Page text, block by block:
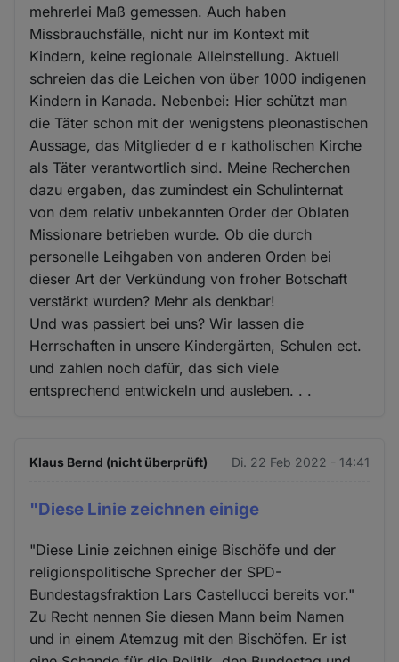
mehrerlei Maß gemessen. Auch haben
Missbrauchsfälle, nicht nur im Kontext mit
Kindern, keine regionale Alleinstellung. Aktuell
schreien das die Leichen von über 1000 indigenen
Kindern in Kanada. Nebenbei: Hier schützt man
die Täter schon mit der wenigstens pleonastischen
Aussage, das Mitglieder d e r katholischen Kirche
als Täter verantwortlich sind. Meine Recherchen
dazu ergaben, das zumindest ein Schulinternat
von dem relativ unbekannten Order der Oblaten
Missionare betrieben wurde. Ob die durch
personelle Leihgaben von anderen Orden bei
dieser Art der Verkündung von froher Botschaft
verstärkt wurden? Mehr als denkbar!
Und was passiert bei uns? Wir lassen die
Herrschaften in unsere Kindergärten, Schulen ect.
und zahlen noch dafür, das sich viele
entsprechend entwickeln und ausleben. . .
Klaus Bernd (nicht überprüft) Di. 22 Feb 2022 - 14:41
"Diese Linie zeichnen einige
"Diese Linie zeichnen einige Bischöfe und der
religionspolitische Sprecher der SPD-
Bundestagsfraktion Lars Castellucci bereits vor."
Zu Recht nennen Sie diesen Mann beim Namen
und in einem Atemzug mit den Bischöfen. Er ist